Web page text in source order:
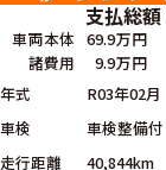
支払総額
車両本体 69.9万円
諸費用
9.9万円
年式
R03年02月
車検
車検整備付
走行距離
40,844km